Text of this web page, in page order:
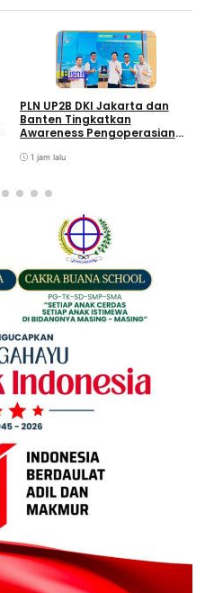
Bisnis
PLN UP2B DKI Jakarta dan
Banten Tingkatkan
Awareness Pengoperasian
Keandalan Pasokan Listrik
1 jam lalu